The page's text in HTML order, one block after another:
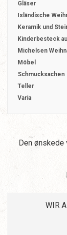
Gläser
Isländische
Keramik und
Kinderbesteck
Michelsen
Möbel
Schmucksachen
Teller
Varia
Den
WIR